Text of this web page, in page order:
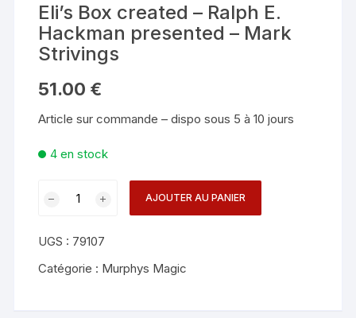
Eli’s Box created – Ralph E.
Hackman presented – Mark
Strivings
51.00 €
Article sur commande – dispo sous 5 à 10 jours
4 en stock
Box
created
AJOUTER AU PANIER
UGS : 79107
Catégorie : Murphys Magic